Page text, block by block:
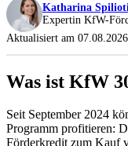
Katharina
Expertin KfW-
Aktualisiert am 07.08.2026
Was ist KfW
Seit September 2024
Programm profitieren:
Förderkredit zum Kauf